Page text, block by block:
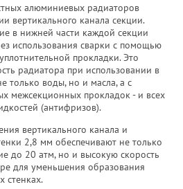
алюминиевых радиаторов
вертикального канала секции.
в нижней части каждой секции
использования сварки с помощью
прокладки. Это
радиатора при использовании в
только воды, но и масла, а с
межсекционных прокладок - и всех
(антифризов).
вертикального канала и
2,8 мм обеспечивают не только
до 20 атм, но и высокую скорость
для уменьшения образования
стенках.